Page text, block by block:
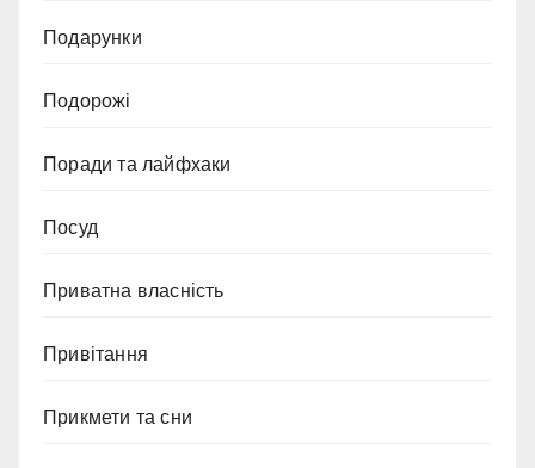
Подарунки
Подорожі
Поради та лайфхаки
Посуд
Приватна власність
Привітання
Прикмети та сни